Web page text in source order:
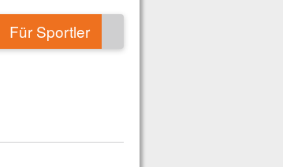
Für Sportler